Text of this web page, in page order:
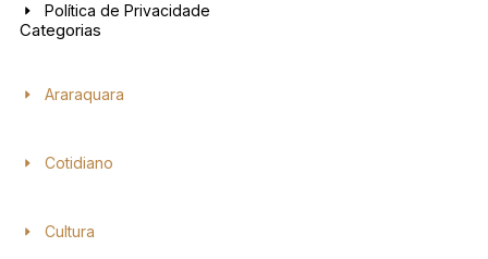
Política de Privacidade
Categorias
Araraquara
Cotidiano
Cultura